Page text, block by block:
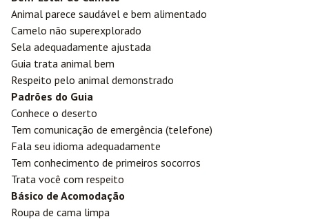
Animal parece saudável e bem alimentado
Camelo não superexplorado
Sela adequadamente ajustada
Guia trata animal bem
Respeito pelo animal demonstrado
Padrões do Guia
Conhece o deserto
Tem comunicação de emergência (telefone)
Fala seu idioma adequadamente
Tem conhecimento de primeiros socorros
Trata você com respeito
Básico de Acomodação
Roupa de cama limpa